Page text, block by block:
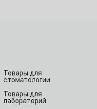
Товары для
стоматологии
Товары для
лабораторий